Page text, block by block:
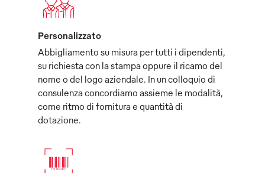
Personalizzato
Abbigliamento su misura per tutti i dipendenti,
su richiesta con la stampa oppure il ricamo del
nome o del logo aziendale. In un colloquio di
consulenza concordiamo assieme le modalità,
come ritmo di fornitura e quantità di
dotazione.